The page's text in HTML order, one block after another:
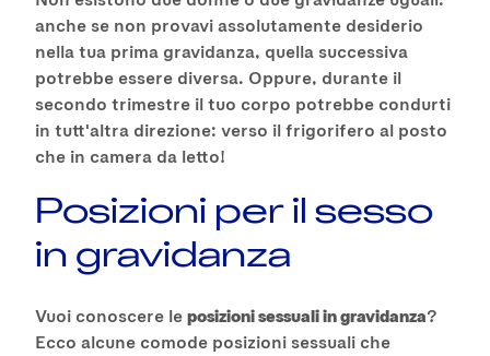
anche se non provavi assolutamente desiderio
nella tua prima gravidanza, quella successiva
potrebbe essere diversa. Oppure, durante il
secondo trimestre il tuo corpo potrebbe condurti
in tutt'altra direzione: verso il frigorifero al posto
che in camera da letto!
Posizioni per il sesso
in gravidanza
Vuoi conoscere le posizioni sessuali in gravidanza?
Ecco alcune comode posizioni sessuali che